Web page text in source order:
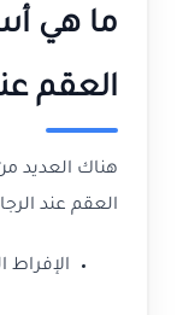
ما هي
العقم
هناك العديد من
العقم عند
الإفراط